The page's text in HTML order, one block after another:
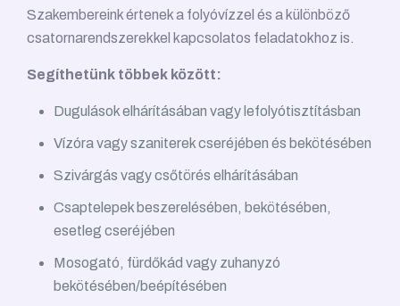
Szakembereink értenek a folyóvízzel és a különböző
csatornarendszerekkel kapcsolatos feladatokhoz is.
Segíthetünk többek között:
Dugulások elhárításában vagy lefolyótisztításban
Vízóra vagy szaniterek cseréjében és bekötésében
Szivárgás vagy csőtörés elhárításában
Csaptelepek beszerelésében, bekötésében,
esetleg cseréjében
Mosogató, fürdőkád vagy zuhanyzó
bekötésében/beépítésében